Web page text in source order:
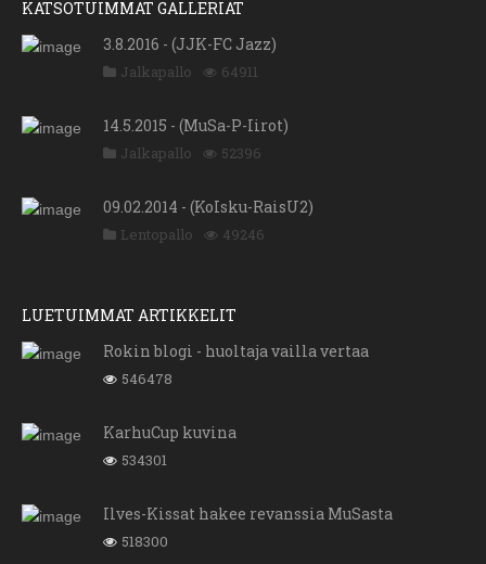
KATSOTUIMMAT GALLERIAT
3.8.2016 - (JJK-FC Jazz)
Jalkapallo 64911
14.5.2015 - (MuSa-P-Iirot)
Jalkapallo 52396
09.02.2014 - (KoIsku-RaisU2)
Lentopallo 49246
LUETUIMMAT ARTIKKELIT
Rokin blogi - huoltaja vailla vertaa
546478
KarhuCup kuvina
534301
Ilves-Kissat hakee revanssia MuSasta
518300